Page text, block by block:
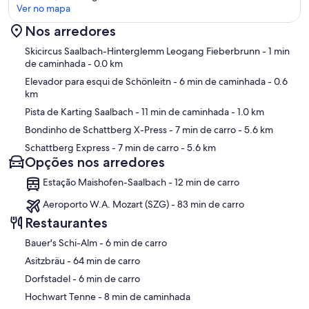
Mapa
Ver no mapa
Nos arredores
Skicircus Saalbach-Hinterglemm Leogang Fieberbrunn- 1 min
de caminhada- 0.0 km
Elevador para esqui de Schönleitn- 6 min de caminhada- 0.6
km
Pista de Karting Saalbach- 11 min de caminhada- 1.0 km
Bondinho de Schattberg X-Press- 7 min de carro- 5.6 km
Schattberg Express- 7 min de carro- 5.6 km
Opções nos arredores
Estação Maishofen-Saalbach - 12 min de carro
Aeroporto W.A. Mozart (SZG) - 83 min de carro
Restaurantes
‪Bauer's Schi-Alm - ‬6 min de carro
‪Asitzbräu - ‬64 min de carro
‪Dorfstadel - ‬6 min de carro
‪Hochwart Tenne - ‬8 min de caminhada